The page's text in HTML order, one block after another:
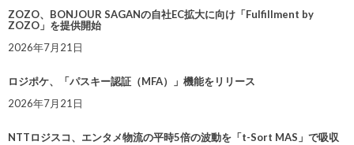
ZOZO、BONJOUR SAGANの自社EC拡大に向け「Fulfillment by
ZOZO」を提供開始
2026年7月21日
ロジポケ、「パスキー認証（MFA）」機能をリリース
2026年7月21日
NTTロジスコ、エンタメ物流の平時5倍の波動を「t-Sort MAS」で吸収